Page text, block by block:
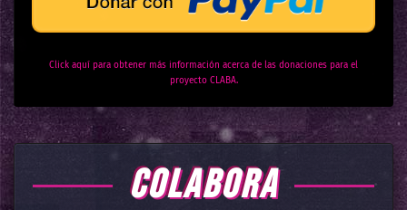
Click aquí para obtener más información acerca de las donaciones para el
proyecto CLABA.
COLABORA